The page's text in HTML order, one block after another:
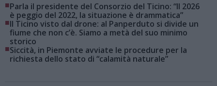
■Parla il presidente del Consorzio del Ticino: “Il 2026
è peggio del 2022, la situazione è drammatica”
■Il Ticino visto dal drone: al Panperduto si divide un
fiume che non c’è. Siamo a metà del suo minimo
storico
■Siccità, in Piemonte avviate le procedure per la
richiesta dello stato di “calamità naturale”